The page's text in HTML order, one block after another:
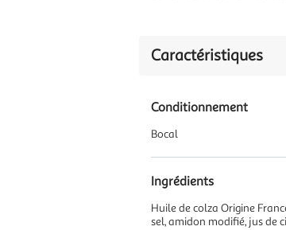
Caractéristiques
Conditionnement
Bocal
Ingrédients
Huile de colza Origine
sel, amidon modifié, jus de